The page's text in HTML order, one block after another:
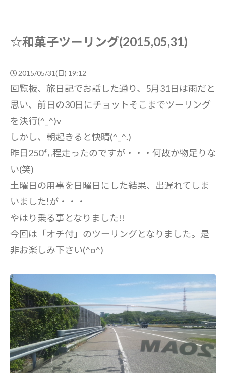
☆和菓子ツーリング(2015,05,31)
2015/05/31(日) 19:12
回覧板、旅日記でお話した通り、5月31日は雨だと
思い、前日の30日にチョットそこまでツーリング
を決行(^_^)v
しかし、朝起きると快晴(^_^.)
昨日250㌔程走ったのですが・・・何故か物足りな
い(笑)
土曜日の用事を日曜日にした結果、出遅れてしま
いました!が・・・
やはり乗る事となりました!!
今回は「オチ付」のツーリングとなりました。是
非お楽しみ下さい(^o^)